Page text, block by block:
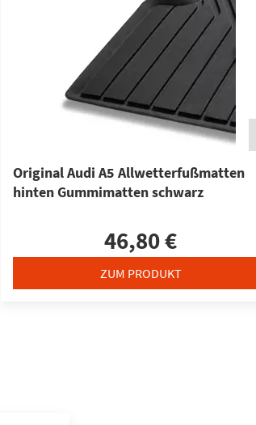
Original Audi A5 Allwetterfußmatten
hinten Gummimatten schwarz
46,80 €
ZUM PRODUKT